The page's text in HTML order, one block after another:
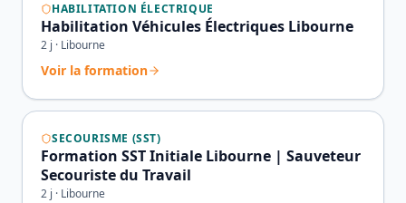
HABILITATION ÉLECTRIQUE
Habilitation Véhicules Électriques Libourne
2 j · Libourne
Voir la formation
SECOURISME (SST)
Formation SST Initiale Libourne | Sauveteur
Secouriste du Travail
2 j · Libourne